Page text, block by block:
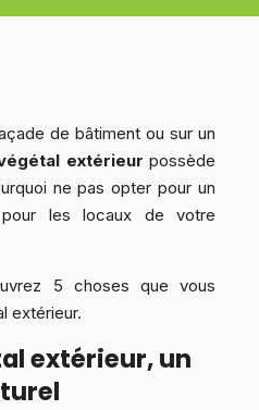
de bâtiment ou sur un
extérieur possède
ne pas opter pour un
les locaux de votre
5 choses que vous
extérieur.
extérieur, un